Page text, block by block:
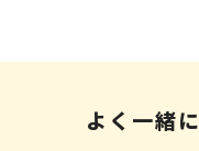
よく一緒